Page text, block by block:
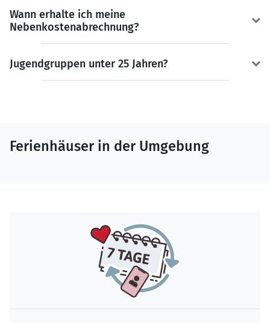
Wann erhalte ich meine
Nebenkostenabrechnung?
Jugendgruppen unter 25 Jahren?
Ferienhäuser in der Umgebung